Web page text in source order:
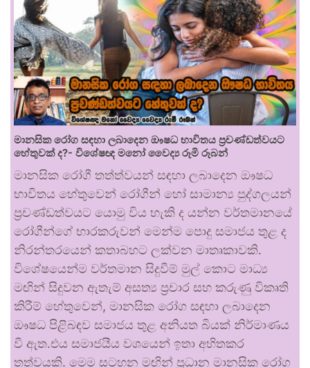
මානසික රෝග සඳහා ලබාදෙන ඖෂධ භාවිතය ප්‍රචණ්ඩත්වයට
හේතුවක් ද?- විශේෂඥ මනෝ වෛද්‍ය රූමි රූබන්
මානසික රෝගී තත්ත්වයන් සඳහා ලබාදෙන ඖෂධ
භාවිතය හේතුවෙන් රෝගීන් හෝ සාමාන්‍ය පුද්ගලයන්
ප්‍රචණ්ඩත්වයට යොමු විය හැකි ද යන්න වර්තමානයේ
රෝගීන්ගේ භාරකරුවන් මෙන්ම පොදු සමාජය තුළ ද
නිරන්තරයෙන් කතාබහට ලක්වන මාතෘකාවකි.
විශේෂයෙන්ම වර්තමාන සිදුවීම් මුල් කොට මාධ්‍ය
මඟින් සිදුවන ඇතැම් අසත්‍ය ප්‍රචාර සහ කරුණු විකෘති
කිරීම් හේතුවෙන්, මානසික රෝග සඳහා ලබාදෙන
ඖෂධ පිළිබඳව සමාජය තුළ අනියත බියක් නිර්මාණය
වී ඇත.එය සමාජයීය වශයෙන් ඉතා අහිතකර
තත්වයකි. මෙම සටහන මඟින් ප්‍රධාන මානසික රෝග